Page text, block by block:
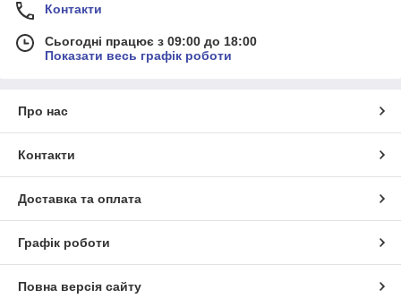
Контакти
Сьогодні працює з 09:00 до 18:00
Показати весь графік роботи
Про нас
Контакти
Доставка та оплата
Графік роботи
Повна версія сайту